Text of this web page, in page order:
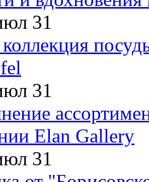
31
31
Elan Gallery
31